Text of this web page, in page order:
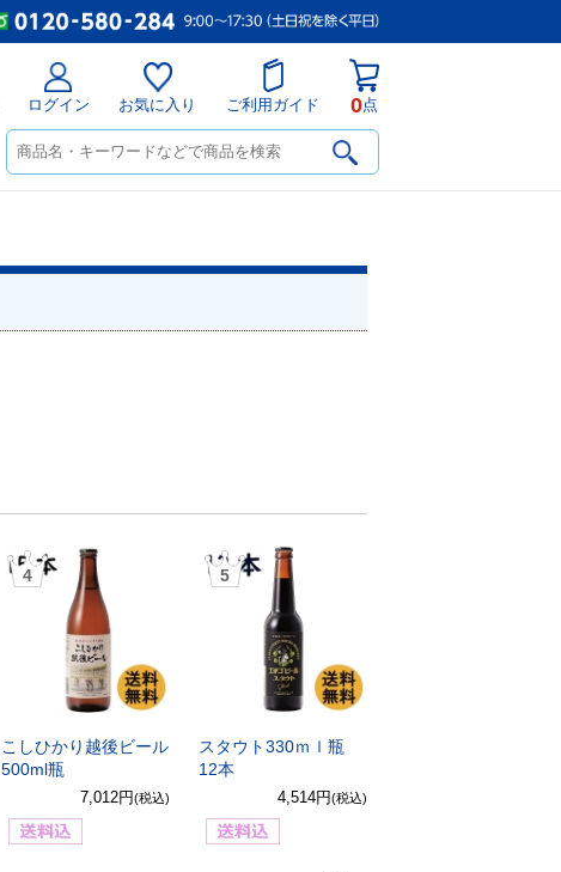
ログイン お気に入り ご利用ガイド 0点
4
こしひかり越後ビール
500ml瓶
7,012円(税込)
5
スタウト330ｍｌ瓶
12本
4,514円(税込)